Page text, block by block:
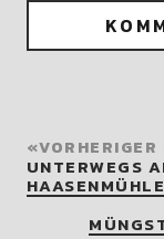
VORHERIGER
UNTERWEGS
HAASENMÜHLE